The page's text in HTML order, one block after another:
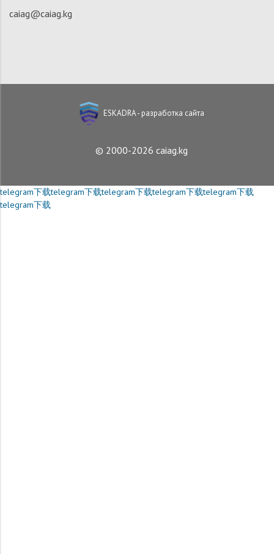
caiag@caiag.kg
ESKADRA - разработка сайта
© 2000-2026 caiag.kg
telegram下载telegram下载telegram下载telegram下载telegram下载
telegram下载